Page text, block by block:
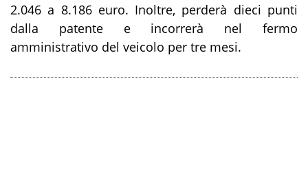
2.046 a 8.186 euro. Inoltre, perderà dieci punti
dalla patente e incorrerà nel fermo
amministrativo del veicolo per tre mesi.